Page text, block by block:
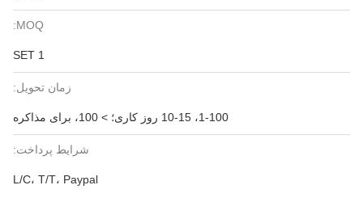
MOQ:
زمان تحویل:
1-100، 10-15 روز کاری؛ > 100، برای مذاکره
شرایط پرداخت:
L/C، T/T، Paypal